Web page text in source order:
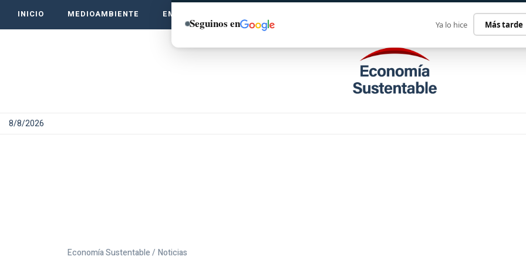
INICIO MEDIOAMBIENTE EMPRENDE VERDE
8/8/2026
Economía Sustentable / Noticias
Seguinos en Ya lo hice Más tarde